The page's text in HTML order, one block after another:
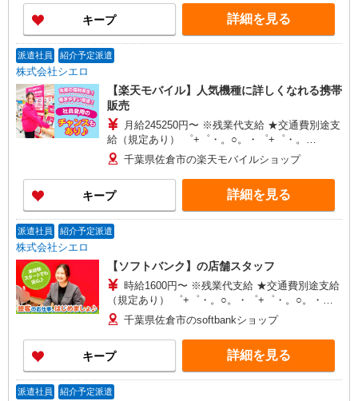
い・週払い可能（規程有）★ ゜・。○。・゜
+゜・。○。・゜+゜
キープ 詳細を見る
派遣社員 紹介予定派遣
株式会社シエロ
【楽天モバイル】人気機種に詳しくなれる携帯
販売
月給245250円〜 ※残業代支給 ★交通費別途支
給（規定あり） ゜+゜・。○。・゜+゜・。
○。・゜+゜ 入社祝い金10万円支給(規定有) お友達
を紹介頂くと, インセンティブ支給(規定有) ゜・。
○。・゜+゜・。○。・゜+゜
千葉県佐倉市の楽天モバイルショップ
キープ 詳細を見る
派遣社員 紹介予定派遣
株式会社シエロ
【ソフトバンク】の店舗スタッフ
時給1600円〜 ※残業代支給 ★交通費別途支給
（規定あり） ゜+゜・。○。・゜+゜・。○。・゜
+゜ 入社祝い金10万円支給(規定有) お友達を紹介
頂くと, インセンティブ支給(規定有) ★月2回払
い・週払い可能（規程有）★ ゜・。○。・゜
+゜・。○。・゜+゜
千葉県佐倉市のsoftbankショップ
キープ 詳細を見る
派遣社員 紹介予定派遣